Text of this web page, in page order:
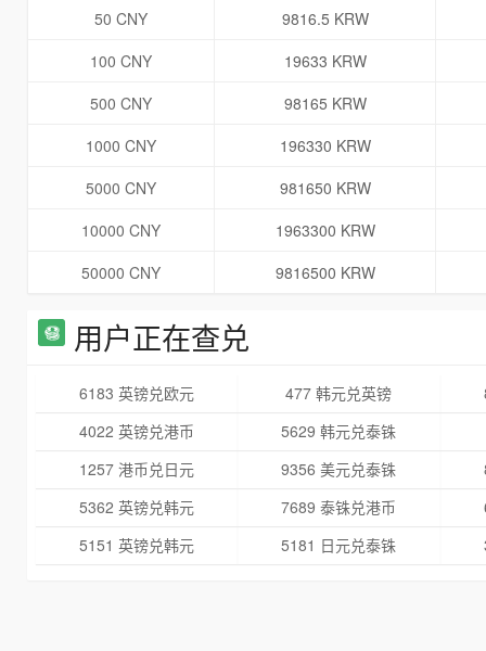
50 CNY
9816.5 KRW
100 CNY
19633 KRW
500 CNY
98165 KRW
1000 CNY
196330 KRW
5000 CNY
981650 KRW
10000 CNY
1963300 KRW
50000 CNY
9816500 KRW
用户正在查兑
6183 英镑兑欧元 477 韩元兑英镑
4022 英镑兑港币
5629 韩元兑泰铢
1257 港币兑日元
9356 美元兑泰铢
5362 英镑兑韩元
7689 泰铢兑港币
5151 英镑兑韩元
5181 日元兑泰铢